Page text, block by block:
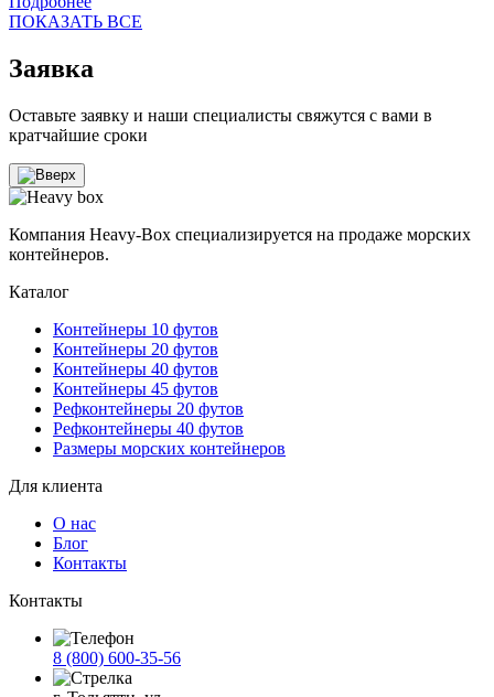
ПОКАЗАТЬ ВСЕ
Заявка
Оставьте заявку и наши специалисты свяжутся с вами в
кратчайшие сроки
Компания Heavy-Box специализируется на продаже морских
контейнеров.
Каталог
Контейнеры 10 футов
Контейнеры 20 футов
Контейнеры 40 футов
Контейнеры 45 футов
Рефконтейнеры 20 футов
Рефконтейнеры 40 футов
Размеры морских контейнеров
Для клиента
О нас
Блог
Контакты
Контакты
8 (800) 600-35-56